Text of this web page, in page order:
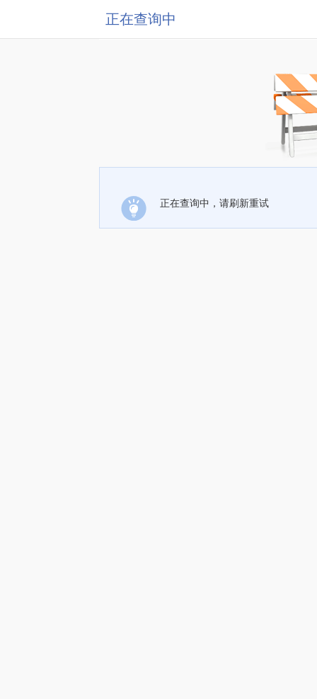
正在查询中
正在查询中，请刷新重试